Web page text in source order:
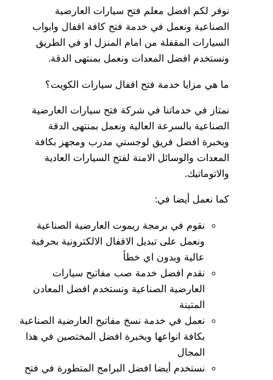
نوفر لكم افضل معلم فتح سيارات العارضية
الصناعية ونعمل في خدمة فتح كافة اقفال وابواب
السيارات المقفلة من امام المنزل او في الطريق
ونستخدم افضل المعدات ونعمل بمنتهى الدقة.
ما هي مزايا خدمة فتح اقفال سيارات الكويت؟
نمتاز في خدماتنا في شركة فتح سيارات العارضية
الصناعية بالسرعة العالية ونعمل بمنتهى الدقة
وبخبرة افضل فريق لوجستي مدرب ومجهز بكافة
المعدات والوسائل الامنة لفتح السيارات العادية
والاتوماتيك.
كما نعمل أيضا في:
نقوم في برمجة ريموت العارضية الصناعية
ونعمل على تبديل الاقفال الالكترونية بحرفية
عالية وبدون اي خطأ
نقدم افضل خدمة صب مفاتيح سيارات
العارضية الصناعية ونستخدم افضل المعادن
المتينة
نعمل في خدمة نسخ مفاتيح العارضية الصناعية
بكافة انواعها وبخبرة افضل المختصين في هذا
المجال
نستخدم أيضا افضل البرامج المتطورة في فتح